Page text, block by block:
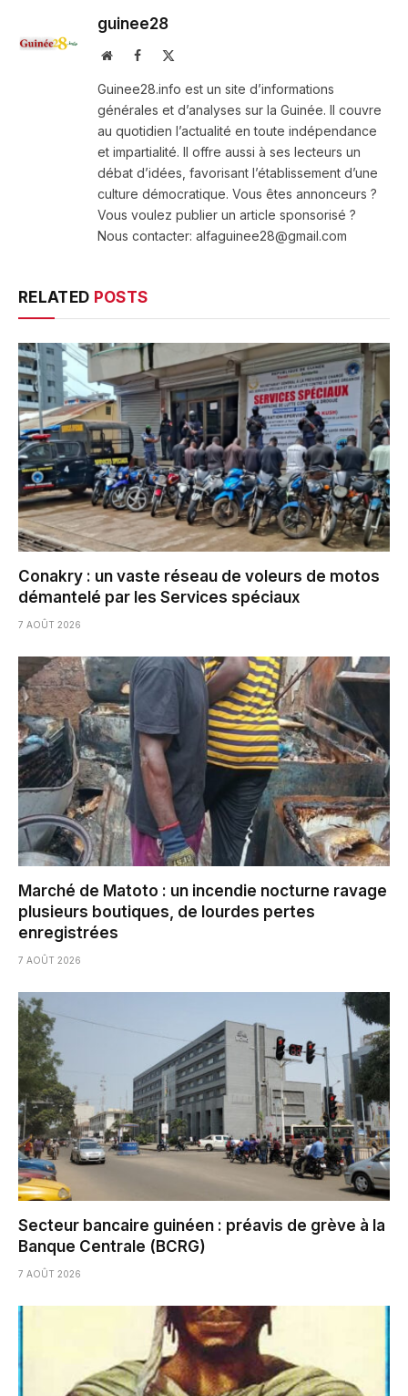
guinee28
WebsiteFacebook
Guinee28.info est un site d’informations
générales et d’analyses sur la Guinée. Il couvre
au quotidien l’actualité en toute indépendance
et impartialité. Il offre aussi à ses lecteurs un
débat d’idées, favorisant l’établissement d’une
culture démocratique. Vous êtes annonceurs ?
Vous voulez publier un article sponsorisé ?
Nous contacter: alfaguinee28@gmail.com
RELATED POSTS
Conakry : un vaste réseau de voleurs de motos
démantelé par les Services spéciaux
7 AOÛT 2026
Marché de Matoto : un incendie nocturne ravage
plusieurs boutiques, de lourdes pertes
enregistrées
7 AOÛT 2026
Secteur bancaire guinéen : préavis de grève à la
Banque Centrale (BCRG)
7 AOÛT 2026